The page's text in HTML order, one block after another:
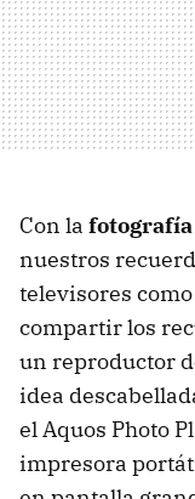
Con la
nuestros
televisores
compartir los
un reproductor
idea
el Aquos Photo
impresora